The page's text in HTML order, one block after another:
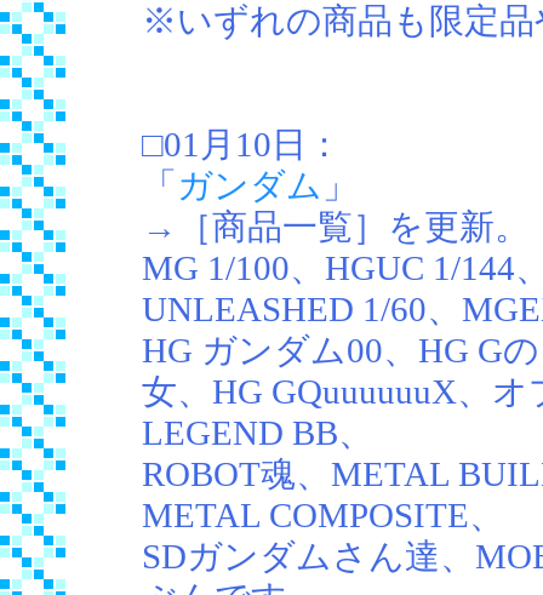
※いずれの商品も限定品
□01月10日：
「 ガンダム 」
→［商品一覧］を更新。
MG 1/100、HGUC 1/144
UNLEASHED 1/60、
HG ガンダム00、HG G
女、HG GQuuuuuuX、
LEGEND BB、
ROBOT魂、METAL
METAL COMPOSITE、
SDガンダムさん達、